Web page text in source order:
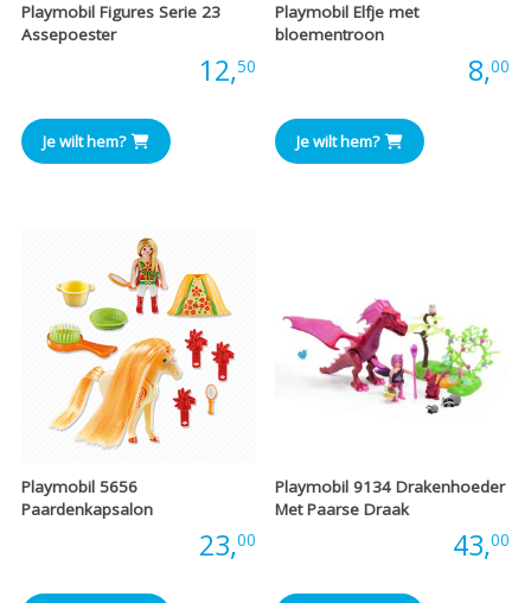
Playmobil Figures Serie 23
Assepoester
12,50
Je wilt hem?
Playmobil Elfje met
bloementroon
8,00
Je wilt hem?
Playmobil 5656
Paardenkapsalon
23,00
Playmobil 9134 Drakenhoeder
Met Paarse Draak
43,00